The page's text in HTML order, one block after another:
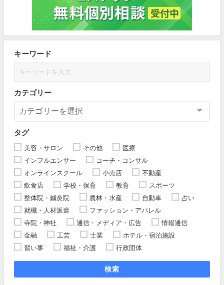
キーワード
カテゴリー
タグ
美容・サロン その他
医療
インフルエンサー
コーチ・コンサル
オンラインスクール
小売店
不動産
飲食店
学校・保育 教育
スポーツ
整体院・鍼灸院
農林・水産 自動車
占い
就職・人材派遣
ファッション・アパレル
寺院・神社
通信・メディア・広告
情報通信
金融
工芸 士業
ホテル・宿泊施設
習い事
福祉・介護 行政団体
検索